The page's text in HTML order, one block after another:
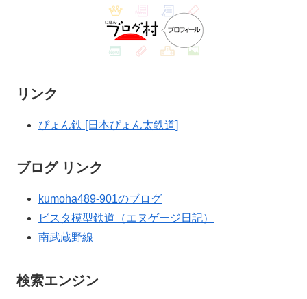
リンク
ぴょん鉄 [日本ぴょん太鉄道]
ブログ リンク
kumoha489-901のブログ
ビスタ模型鉄道（エヌゲージ日記）
南武蔵野線
検索エンジン